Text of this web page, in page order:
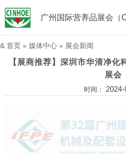
广州国际营养品展会（
& 首页 » 媒体中心 » 展会新闻
【展商推荐】深圳市华清净
展会
时间：